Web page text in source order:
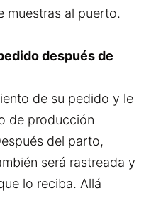
muestras al puerto.
después de
de su pedido y le
de producción
del parto,
será rastreada y
lo reciba. Allá